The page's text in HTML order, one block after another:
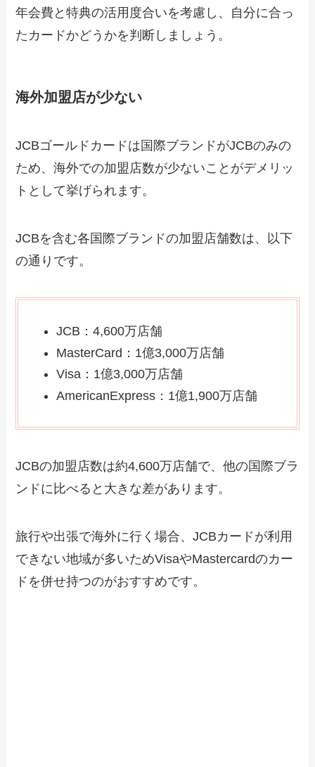
年会費と特典の活用度合いを考慮し、自分に合っ
たカードかどうかを判断しましょう。
海外加盟店が少ない
JCBゴールドカードは国際ブランドがJCBのみの
ため、海外での加盟店数が少ないことがデメリッ
トとして挙げられます。
JCBを含む各国際ブランドの加盟店舗数は、以下
の通りです。
JCB：4,600万店舗
MasterCard：1億3,000万店舗
Visa：1億3,000万店舗
AmericanExpress：1億1,900万店舗
JCBの加盟店数は約4,600万店舗で、他の国際ブラ
ンドに比べると大きな差があります。
旅行や出張で海外に行く場合、JCBカードが利用
できない地域が多いためVisaやMastercardのカー
ドを併せ持つのがおすすめです。